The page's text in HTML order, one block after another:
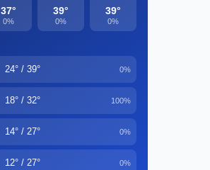
37°
0%
39°
0%
39°
0%
24° / 39° 0%
18° / 32° 100%
14° / 27° 0%
12° / 27° 0%